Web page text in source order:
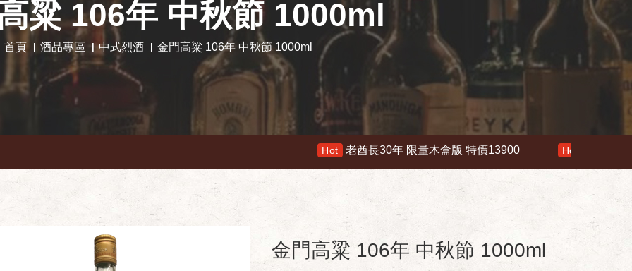
粱 106年 中秋節 1000ml
首頁 酒品專區 中式烈酒 金門高粱 106年 中秋節 1000ml
老酋長30年 限量木盒版 特價13900 Hot 響 30年 特價
金門高粱 106年 中秋節 1000ml